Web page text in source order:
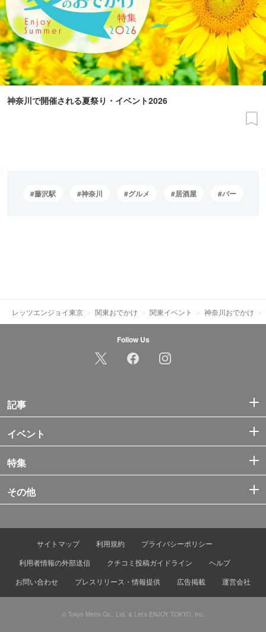
神奈川で開催される夏祭り・イベント2026
藤沢駅 神奈川 グルメ 居酒屋 バー
レッツエンジョイ東京 関東おでかけ 関東イベント 神奈川おでかけ
Follow Us
記事
イベント
特集
その他
サイトマップ 利用規約
プライバシーポリシー
利用者情報の外部送信
クチコミ投稿ガイドライン
ヘルプ
お問い合わせ
プレスリリース・情報提供 広告掲載 運営会社
© Tokyo Metro Co., Ltd. & Let’s ENJOY TOKYO, Inc.